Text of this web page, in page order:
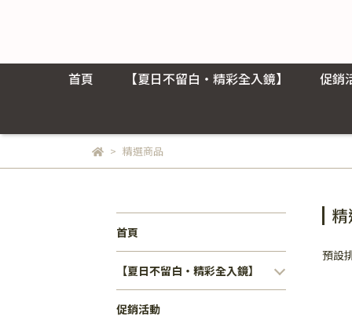
首頁 【夏日不留白・精彩全入鏡】 促銷
精選商品
首頁
【夏日不留白・精彩全入鏡】
促銷活動
預設